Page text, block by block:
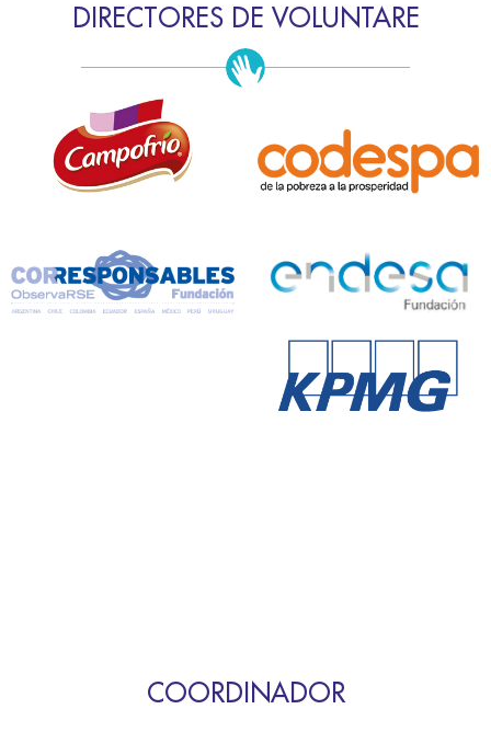
DIRECTORES DE VOLUNTARE
COORDINADOR